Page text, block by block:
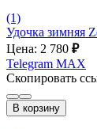
(1)
Удочка зимняя
Цена: 2 780 ₽
Telegram MAX
Скопировать
В корзину